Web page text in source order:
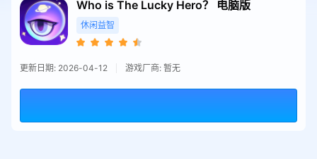
Who is The Lucky Hero？ 电脑版
休闲益智
更新日期: 2026-04-12 游戏厂商: 暂无